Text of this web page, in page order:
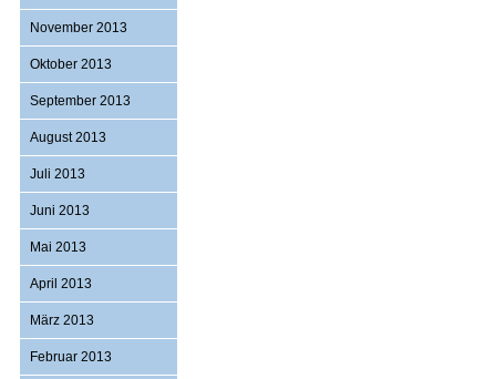
November 2013
Oktober 2013
September 2013
August 2013
Juli 2013
Juni 2013
Mai 2013
April 2013
März 2013
Februar 2013